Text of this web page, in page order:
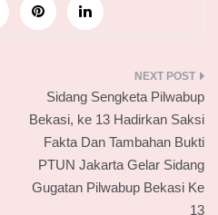
Sidang Sengketa Pilwabup
Bekasi, ke 13 Hadirkan Saksi
Fakta Dan Tambahan Bukti
PTUN Jakarta Gelar Sidang
Gugatan Pilwabup Bekasi Ke
13